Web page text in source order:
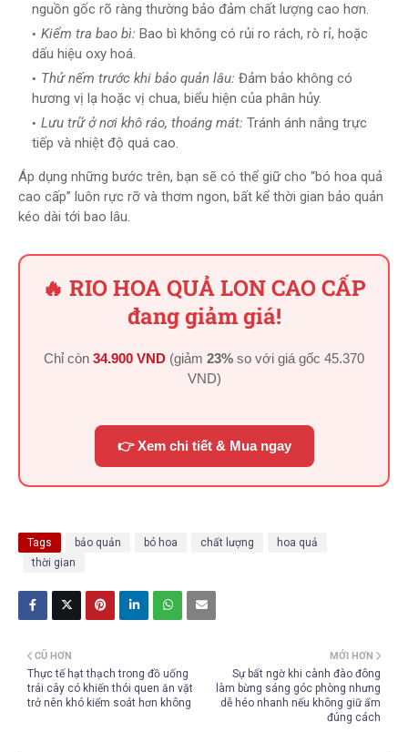
nguồn gốc rõ ràng thường bảo đảm chất lượng cao hơn.
Kiểm tra bao bì: Bao bì không có rủi ro rách, rò rỉ, hoặc
dấu hiệu oxy hoá.
Thử nếm trước khi bảo quản lâu: Đảm bảo không có
hương vị lạ hoặc vị chua, biểu hiện của phân hủy.
Lưu trữ ở nơi khô ráo, thoáng mát: Tránh ánh nắng trực
tiếp và nhiệt độ quá cao.
Áp dụng những bước trên, bạn sẽ có thể giữ cho “bó hoa quả
cao cấp” luôn rực rỡ và thơm ngon, bất kể thời gian bảo quản
kéo dài tới bao lâu.
🔥 RIO HOA QUẢ LON CAO CẤP
đang giảm giá!
Chỉ còn 34.900 VND (giảm 23% so với giá gốc 45.370
VND)
👉 Xem chi tiết & Mua ngay
Tags bảo quản bó hoa chất lượng
hoa quả
thời gian
MỚI HƠN
Sự bất ngờ khi cành đào đông
làm bừng sáng góc phòng nhưng
dễ héo nhanh nếu không giữ ẩm
đúng cách
CŨ HƠN
Thực tế hạt thạch trong đồ uống
trái cây có khiến thói quen ăn vặt
trở nên khó kiểm soát hơn không